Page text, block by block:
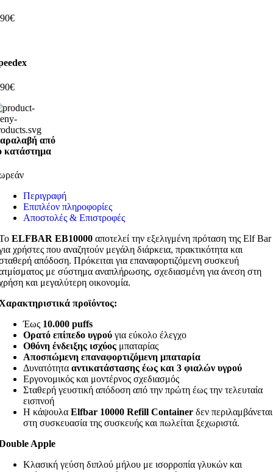
από
κατάστημα
Περιγραφή
Επιπλέον πληροφορίες
Αποστολές & Επιστροφές
ELFBAR EB10000 αποτελεί την εξελιγμένη πρόταση της Elf Bar
χρήστες που αναζητούν μεγάλη διάρκεια, πρακτικότητα και
απόδοση. Πρόκειται για επαναφορτιζόμενη συσκευή
με σύστημα αναπλήρωσης, σχεδιασμένη για άνεση στη
και μεγαλύτερη οικονομία.
προϊόντος:
Έως 10.000 puffs
Ορατό επίπεδο υγρού για εύκολο έλεγχο
Οθόνη ένδειξης ισχύος μπαταρίας
Αποσπώμενη επαναφορτιζόμενη μπαταρία
Δυνατότητα αντικατάστασης έως και 3 φιαλών υγρού
Εργονομικός και μοντέρνος σχεδιασμός
Σταθερή γευστική απόδοση από την πρώτη έως την τελευταία
εισπνοή
Η κάψουλα Elfbar 10000 Refill Container δεν περιλαμβάνεται
στη συσκευασία της συσκευής και πωλείται ξεχωριστά.
Apple
Κλασική γεύση διπλού μήλου με ισορροπία γλυκών και